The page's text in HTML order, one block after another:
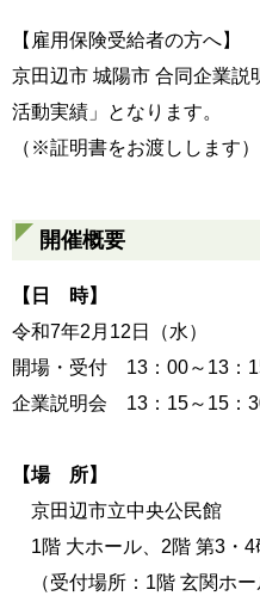
【雇用保険受給者の方へ】
京田辺市 城陽市 合同企業説
活動実績」となります。
（※証明書をお渡しします）
開催概要
【日 時】
令和7年2月12日（水）
開場・受付 13：00～13：
企業説明会 13：15～15：
【場 所】
京田辺市立中央公民館
1階 大ホール、2階 第3・4
（受付場所：1階 玄関ホー